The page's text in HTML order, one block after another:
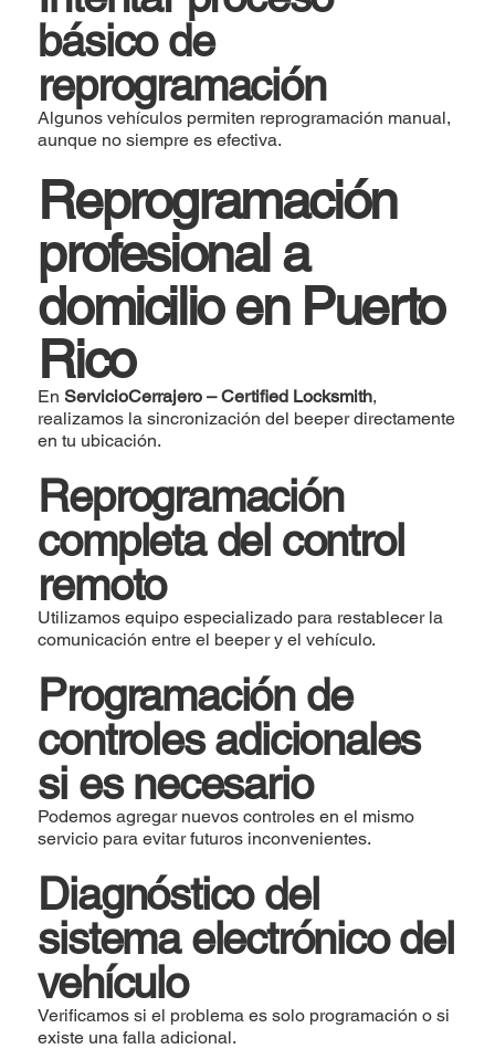
básico de
reprogramación
Algunos vehículos permiten reprogramación manual,
aunque no siempre es efectiva.
Reprogramación
profesional a
domicilio en Puerto
Rico
EnServicioCerrajero – Certified Locksmith,
realizamos la sincronización del beeper directamente
en tu ubicación.
Reprogramación
completa del control
remoto
Utilizamos equipo especializado para restablecer la
comunicación entre el beeper y el vehículo.
Programación de
controles adicionales
si es necesario
Podemos agregar nuevos controles en el mismo
servicio para evitar futuros inconvenientes.
Diagnóstico del
sistema electrónico del
vehículo
Verificamos si el problema es solo programación o si
existe una falla adicional.